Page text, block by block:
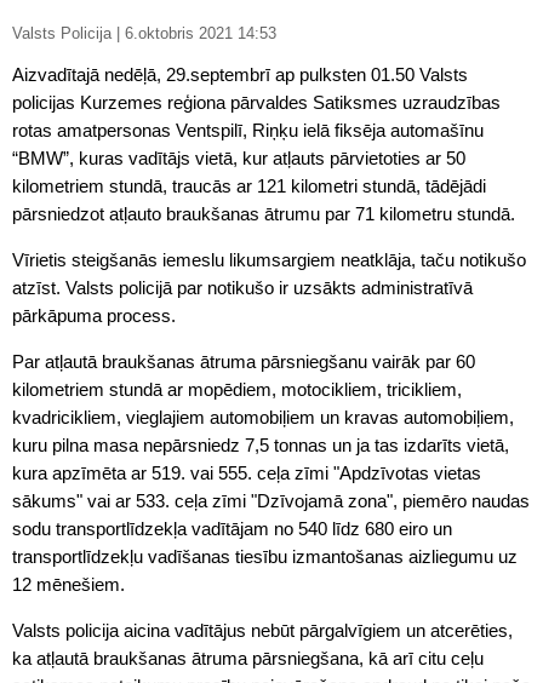
Valsts Policija | 6.oktobris 2021 14:53
Aizvadītajā nedēļā, 29.septembrī ap pulksten 01.50 Valsts
policijas Kurzemes reģiona pārvaldes Satiksmes uzraudzības
rotas amatpersonas Ventspilī, Riņķu ielā fiksēja automašīnu
“BMW”, kuras vadītājs vietā, kur atļauts pārvietoties ar 50
kilometriem stundā, traucās ar 121 kilometri stundā, tādējādi
pārsniedzot atļauto braukšanas ātrumu par 71 kilometru stundā.
Vīrietis steigšanās iemeslu likumsargiem neatklāja, taču notikušo
atzīst. Valsts policijā par notikušo ir uzsākts administratīvā
pārkāpuma process.
Par atļautā braukšanas ātruma pārsniegšanu vairāk par 60
kilometriem stundā ar mopēdiem, motocikliem, tricikliem,
kvadricikliem, vieglajiem automobiļiem un kravas automobiļiem,
kuru pilna masa nepārsniedz 7,5 tonnas un ja tas izdarīts vietā,
kura apzīmēta ar 519. vai 555. ceļa zīmi "Apdzīvotas vietas
sākums" vai ar 533. ceļa zīmi "Dzīvojamā zona", piemēro naudas
sodu transportlīdzekļa vadītājam no 540 līdz 680 eiro un
transportlīdzekļu vadīšanas tiesību izmantošanas aizliegumu uz
12 mēnešiem.
Valsts policija aicina vadītājus nebūt pārgalvīgiem un atcerēties,
ka atļautā braukšanas ātruma pārsniegšana, kā arī citu ceļu